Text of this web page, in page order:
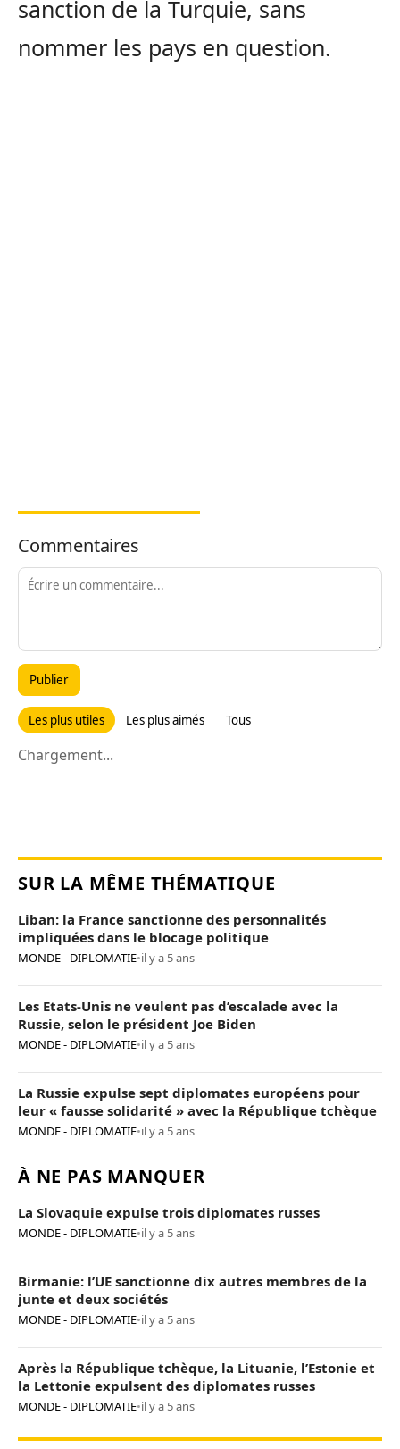
sanction de la Turquie, sans
nommer les pays en question.
Commentaires
Publier
Les plus utiles Les plus aimés Tous
Chargement...
SUR LA MÊME THÉMATIQUE
Liban: la France sanctionne des personnalités
impliquées dans le blocage politique
MONDE - DIPLOMATIE•il y a 5 ans
Les Etats-Unis ne veulent pas d’escalade avec la
Russie, selon le président Joe Biden
MONDE - DIPLOMATIE•il y a 5 ans
La Russie expulse sept diplomates européens pour
leur « fausse solidarité » avec la République tchèque
MONDE - DIPLOMATIE•il y a 5 ans
À NE PAS MANQUER
La Slovaquie expulse trois diplomates russes
MONDE - DIPLOMATIE•il y a 5 ans
Birmanie: l’UE sanctionne dix autres membres de la
junte et deux sociétés
MONDE - DIPLOMATIE•il y a 5 ans
Après la République tchèque, la Lituanie, l’Estonie et
la Lettonie expulsent des diplomates russes
MONDE - DIPLOMATIE•il y a 5 ans